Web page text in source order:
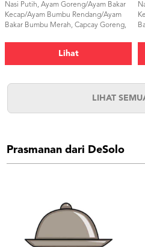
Nasi Putih, Ayam Goreng/Ayam Bakar
Kecap/Ayam Bumbu Rendang/Ayam
Bakar Bumbu Merah, Capcay Goreng,
Lihat
LIHAT
Prasmanan dari DeSolo